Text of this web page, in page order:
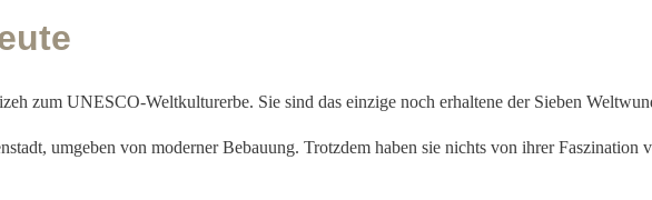
zum UNESCO-Weltkulturerbe. Sie sind das einzige noch erhaltene der Sieben
umgeben von moderner Bebauung. Trotzdem haben sie nichts von ihrer